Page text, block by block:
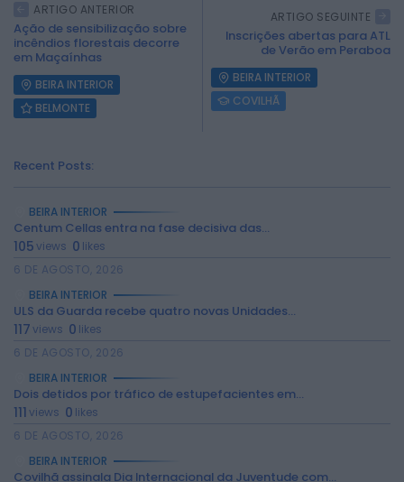
2026 Rádio Caria. Todos os direitos
reservados.
ARTIGO ANTERIOR
Ação de sensibilização sobre
incêndios florestais decorre
em Maçaínhas
BEIRA INTERIOR
BELMONTE
ARTIGO SEGUINTE
Inscrições abertas para ATL
de Verão em Peraboa
BEIRA INTERIOR
COVILHÃ
Recent Posts:
BEIRA INTERIOR
Centum Cellas entra na fase decisiva das...
105views 0 likes
6 DE AGOSTO, 2026
BEIRA INTERIOR
ULS da Guarda recebe quatro novas Unidades...
117views 0 likes
6 DE AGOSTO, 2026
BEIRA INTERIOR
Dois detidos por tráfico de estupefacientes em...
111views 0 likes
6 DE AGOSTO, 2026
BEIRA INTERIOR
Covilhã assinala Dia Internacional da Juventude com...